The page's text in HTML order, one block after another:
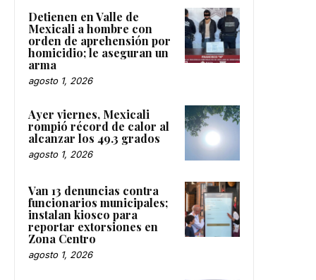
Detienen en Valle de
Mexicali a hombre con
orden de aprehensión por
homicidio; le aseguran un
arma
agosto 1, 2026
Ayer viernes, Mexicali
rompió récord de calor al
alcanzar los 49.3 grados
agosto 1, 2026
Van 13 denuncias contra
funcionarios municipales;
instalan kiosco para
reportar extorsiones en
Zona Centro
agosto 1, 2026